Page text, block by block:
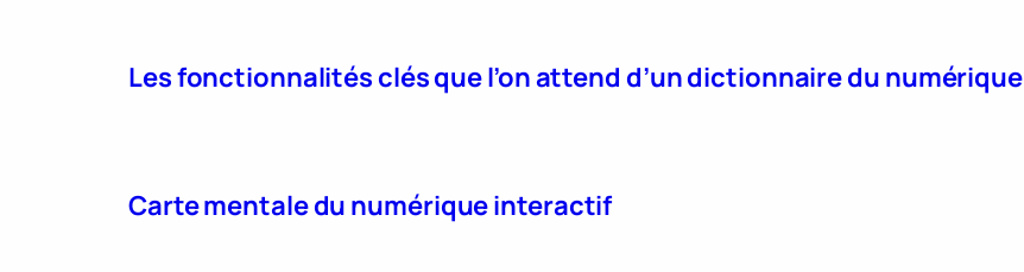
Les fonctionnalités clés que l’on attend d’un dictionnaire du numérique
Carte mentale du numérique interactif